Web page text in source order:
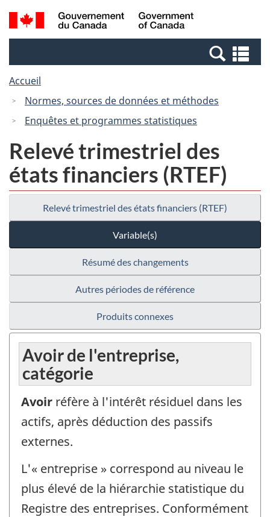
Passer
au
Passer
à
Canada
Recherche
et
et
Accueil
Normes, sources de données et méthodes
Enquêtes et programmes statistiques
Relevé trimestriel des
états financiers (RTEF)
Relevé trimestriel des états financiers (RTEF)
Variable(s)
Résumé des changements
Autres périodes de référence
Produits connexes
Avoir de l'entreprise,
catégorie
Avoir réfère à l'intérêt résiduel dans les
actifs, après déduction des passifs
externes.
L'« entreprise » correspond au niveau le
plus élevé de la hiérarchie statistique du
Registre des entreprises. Conformément